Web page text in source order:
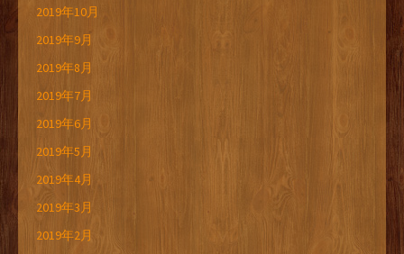
2019年10月
2019年9月
2019年8月
2019年7月
2019年6月
2019年5月
2019年4月
2019年3月
2019年2月